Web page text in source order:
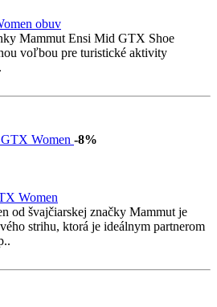
obuv
Mammut Ensi Mid GTX Shoe
voľbou pre turistické aktivity
-8%
Women
od švajčiarskej značky Mammut je
strihu, ktorá je ideálnym partnerom